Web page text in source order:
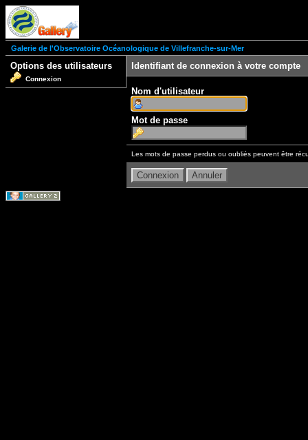
Galerie de l'Observatoire Océanologique de Villefranche-sur-Mer
Options des utilisateurs
Connexion
Identifiant de connexion à votre compte
Nom d'utilisateur
Mot de passe
Les mots de passe perdus ou oubliés peuvent être